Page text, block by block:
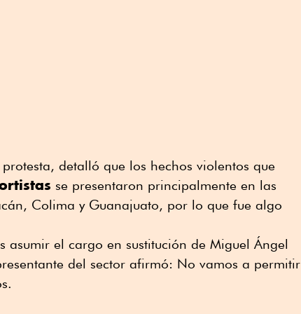
detalló que los hechos violentos que
se presentaron principalmente en las
Colima y Guanajuato, por lo que fue algo
asumir el cargo en sustitución de Miguel Ángel
del sector afirmó: No vamos a permitir